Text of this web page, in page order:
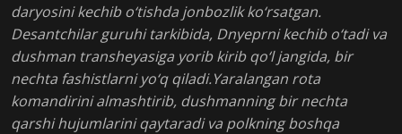
daryosini kechib o‘tishda jonbozlik ko‘rsatgan.
Desantchilar guruhi tarkibida, Dnyeprni kechib o‘tadi va
dushman transheyasiga yorib kirib qo‘l jangida, bir
nechta fashistlarni yo‘q qiladi.Yaralangan rota
komandirini almashtirib, dushmanning bir nechta
qarshi hujumlarini qaytaradi va polkning boshqa